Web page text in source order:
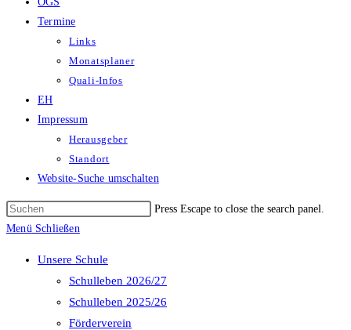
Termine
Links
Monatsplaner
Quali-Infos
EH
Impressum
Herausgeber
Standort
Website-Suche umschalten
Press Escape to close the search panel.
Menü Schließen
Unsere Schule
Schulleben 2026/27
Schulleben 2025/26
Förderverein